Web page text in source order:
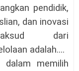
pendidik,
dan inovasi
dari
adalah....
dalam memilih